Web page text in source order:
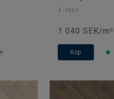
1-stav
1 040 SEK/m²
Köp